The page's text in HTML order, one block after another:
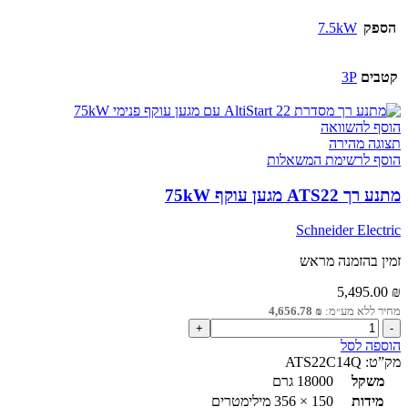
7.5kWהספק 7.5kW
קטבים 3P
הוסף להשוואה
תצוגה מהירה
הוסף לרשימת המשאלות
מתנע רך ATS22 מגען עוקף 75kW
Schneider Electric
זמין בהזמנה מראש
5,495.00 ₪
מחיר ללא מע״מ: 4,656.78 ₪
כמות
של
מתנע
רך
ATS22
מגען
הוספה לסל
מק”ט: ATS22C14Q
משקל
18000 גרם
מידות
150 × 356 מילימטרים